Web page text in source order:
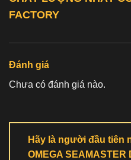
FACTORY
Đánh giá
Chưa có đánh giá nào.
Hãy là người đầu tiên
OMEGA SEAMASTER